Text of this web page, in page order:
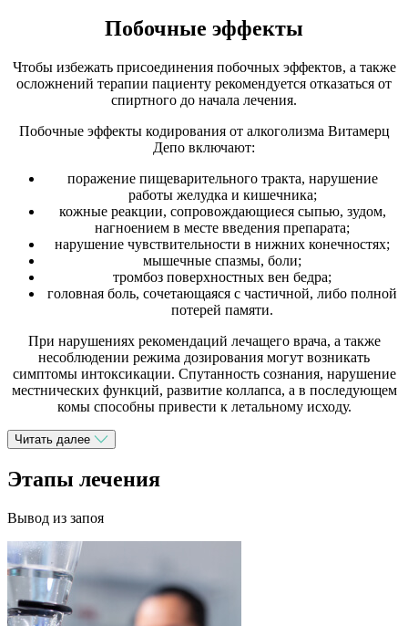
Побочные эффекты
Чтобы избежать присоединения побочных эффектов, а также
осложнений терапии пациенту рекомендуется отказаться от
спиртного до начала лечения.
Побочные эффекты кодирования от алкоголизма Витамерц
Депо включают:
поражение пищеварительного тракта, нарушение
работы желудка и кишечника;
кожные реакции, сопровождающиеся сыпью, зудом,
нагноением в месте введения препарата;
нарушение чувствительности в нижних конечностях;
мышечные спазмы, боли;
тромбоз поверхностных вен бедра;
головная боль, сочетающаяся с частичной, либо полной
потерей памяти.
При нарушениях рекомендаций лечащего врача, а также
несоблюдении режима дозирования могут возникать
симптомы интоксикации. Спутанность сознания, нарушение
местнических функций, развитие коллапса, а в последующем
комы способны привести к летальному исходу.
Читать далее
Этапы лечения
Вывод из запоя